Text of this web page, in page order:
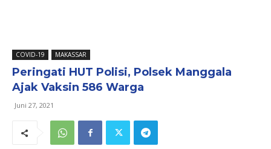
COVID-19 MAKASSAR
Peringati HUT Polisi, Polsek Manggala
Ajak Vaksin 586 Warga
Juni 27, 2021